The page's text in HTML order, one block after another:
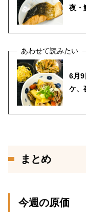
夜・
6月9
ケ、
まとめ
今週の原価